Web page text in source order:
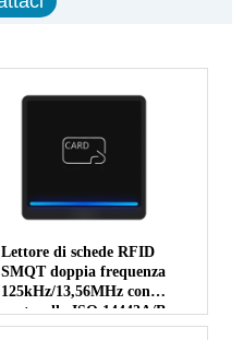
Lettore di schede RFID
SMQT doppia frequenza
125kHz/13,56MHz con
protocollo ISO 14443A/B
Distanza di lettura 3-5 cm per